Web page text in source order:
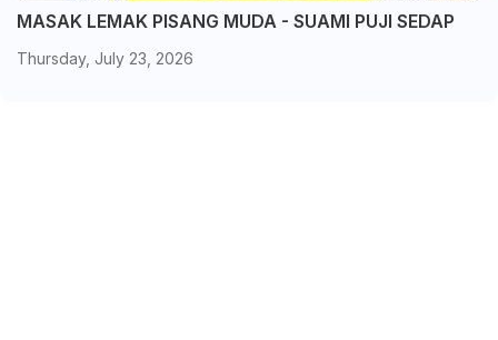
MASAK LEMAK PISANG MUDA - SUAMI PUJI SEDAP
Thursday, July 23, 2026